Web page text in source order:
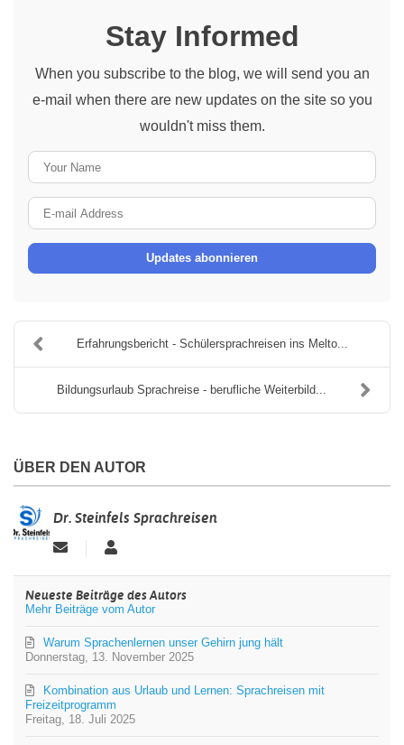
Stay Informed
When you subscribe to the blog, we will send you an
e-mail when there are new updates on the site so you
wouldn't miss them.
Address
Updates abonnieren
Erfahrungsbericht - Schülersprachreisen ins Melto...
Bildungsurlaub Sprachreise - berufliche Weiterbild...
ÜBER DEN AUTOR
Dr. Steinfels Sprachreisen
Updates Dr.
Sprachreisen
Neueste Beiträge des Autors
Mehr Beiträge vom Autor
Donnerstag, 13. November 2025
Warum Sprachenlernen unser Gehirn jung hält ️
Freitag, 18. Juli 2025
Kombination aus Urlaub und Lernen: Sprachreisen mit
Freizeitprogramm